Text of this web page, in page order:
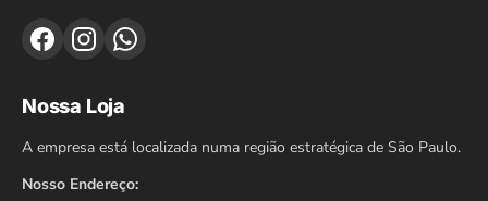
Nossa Loja
A empresa está localizada numa região estratégica de São Paulo.
Nosso Endereço: